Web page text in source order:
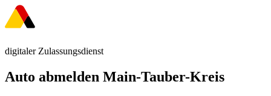
digitaler Zulassungsdienst
Auto abmelden Main-Tauber-Kreis